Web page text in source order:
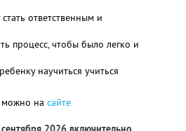
ответственным и
процесс, чтобы было легко и
научиться учиться
можно на сайте